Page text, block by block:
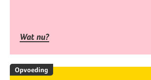
Wat nu?
Opvoeding